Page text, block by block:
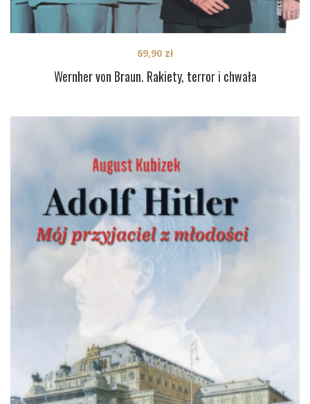
Wernher von Braun. Rakiety, terror i chwała
69,90 zł